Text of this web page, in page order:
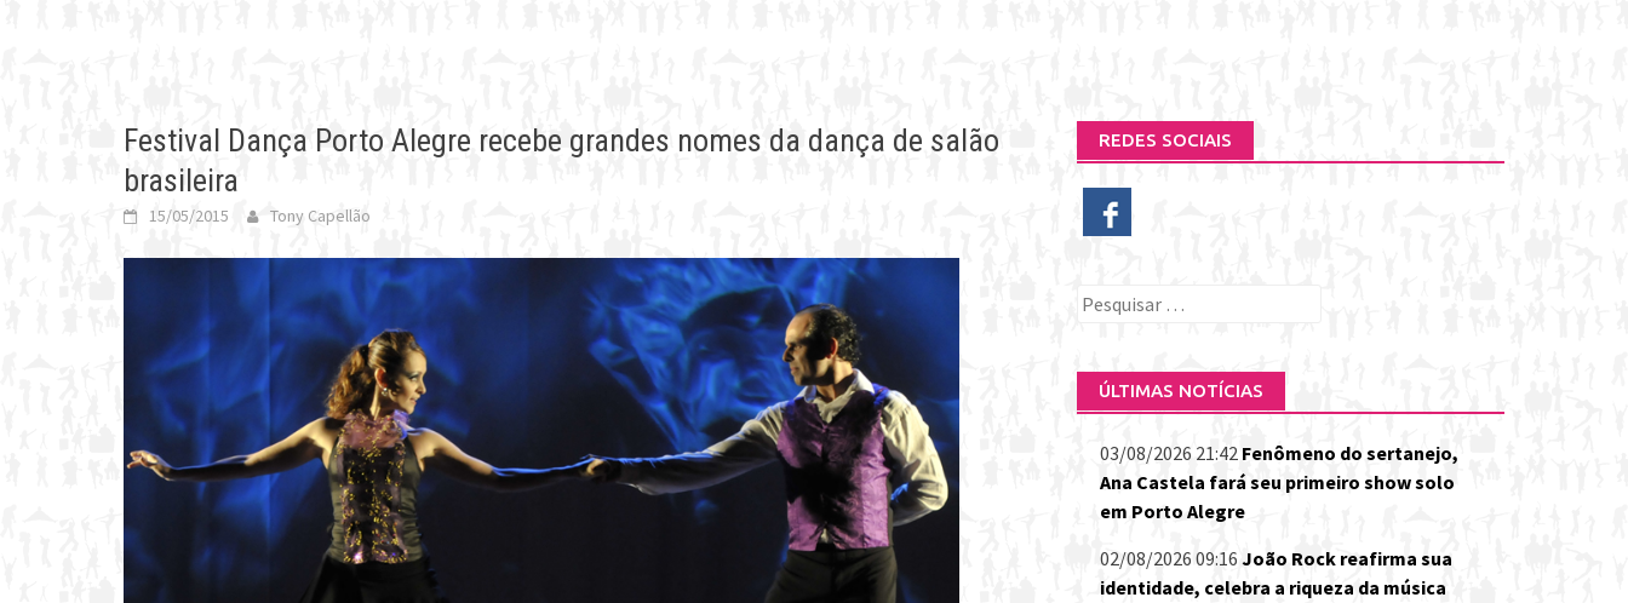
Festival Dança Porto Alegre recebe grandes nomes da dança de salão
brasileira
15/05/2015 Tony Capellão
REDES SOCIAIS
Pesquisar
ÚLTIMAS NOTÍCIAS
03/08/2026 21:42 Fenômeno do sertanejo,
Ana Castela fará seu primeiro show solo
em Porto Alegre
02/08/2026 09:16 João Rock reafirma sua
identidade, celebra a riqueza da música